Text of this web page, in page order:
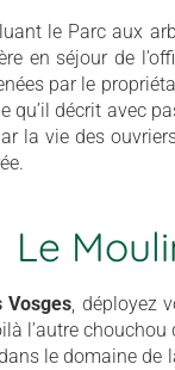
le Parc aux
en séjour de
par le
qu’il décrit avec
la vie des
Le
Vosges, déployez
l’autre
le domaine